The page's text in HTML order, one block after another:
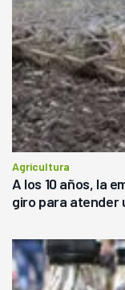
Agricultura
A los 10 años, la
giro para atender